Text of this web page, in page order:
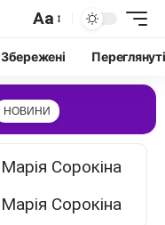
Aa
Збережені Переглянуті
НОВИНИ